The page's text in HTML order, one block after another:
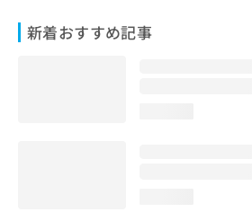
新着おすすめ記事
問